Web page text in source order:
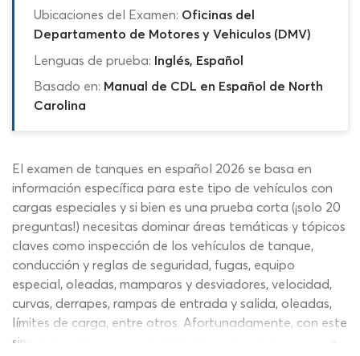
Ubicaciones del Examen: Oficinas del
Departamento de Motores y Vehiculos (DMV)
Lenguas de prueba: Inglés, Español
Basado en: Manual de CDL en Español de North
Carolina
El examen de tanques en español 2026 se basa en
información específica para este tipo de vehículos con
cargas especiales y si bien es una prueba corta (¡solo 20
preguntas!) necesitas dominar áreas temáticas y tópicos
claves como inspección de los vehículos de tanque,
conducción y reglas de seguridad, fugas, equipo
especial, oleadas, mamparos y desviadores, velocidad,
curvas, derrapes, rampas de entrada y salida, oleadas,
límites de carga, entre otros. Afortunadamente, con este
simulador del examen de CDL Clase A podrás pasar de